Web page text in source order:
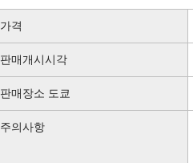
가격
판매개시시각
판매장소 도쿄
주의사항